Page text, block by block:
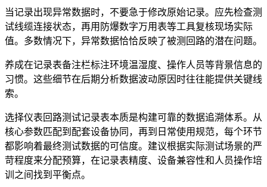
当记录出现异常数据时，不要急于修改原始记录。应先检查测
试线缆连接状态，再用 防爆数字万用表等工具复核现场实际
值。多数情况下，异常数据恰恰反映了被测回路的潜在问题。
养成在记录表备注栏标注环境温湿度、操作人员等背景信息的
习惯。这些细节在后期分析数据波动原因时往往能提供关键线
索。
选择仪表回路测试记录表本质是构建可靠的数据追溯体系。从
核心参数匹配到配套设备协同，再到日常使用规范，每个环节
都影响着最终测试数据的可信度。建议根据实际测试场景的严
苛程度来分配预算，在记录表精度、设备兼容性和人员操作培
训之间找到平衡点。